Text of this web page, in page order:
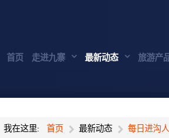
首页 走进九寨 最新动态 旅游产
我在这里: 首页 最新动态 每日进沟